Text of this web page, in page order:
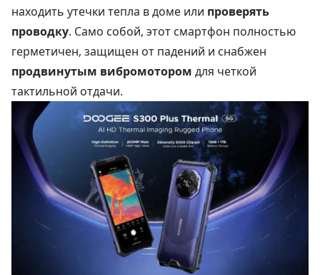
находить утечки тепла в доме или проверять
проводку. Само собой, этот смартфон полностью
герметичен, защищен от падений и снабжен
продвинутым вибромотором для четкой
тактильной отдачи.